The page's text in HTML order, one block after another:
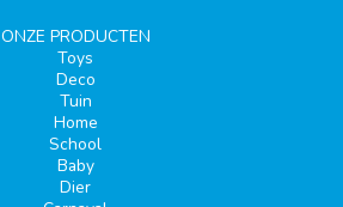
ONZE PRODUCTEN
Toys
Deco
Tuin
Home
School
Baby
Dier